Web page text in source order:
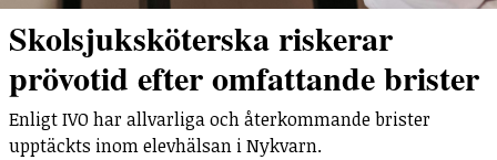
Skolsjuksköterska riskerar
prövotid efter omfattande brister
Enligt IVO har allvarliga och återkommande brister
upptäckts inom elevhälsan i Nykvarn.